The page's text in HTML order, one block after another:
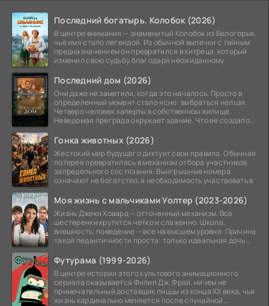
Последний богатырь. Колобок (2026)
В центре внимания — знаменитый Колобок из Белогорья,
чьё имя стало легендой. Из обычной выпечки с тайным
предназначением он превратился в хитреца, который
изменил свою судьбу благодаря неожиданному
Последний дом (2026)
Они даже не заметили, когда это началось. Просто в
определенный момент стало ясно: выбраться нельзя.
Четверо человек заперты в собственном жилище.
Неведомая преграда окружает здание. Что ее создало
Гонка животных (2026)
Жестокий мир будущего диктует свои правила. Обычная
лотерея превратилась в механизм отбора участников
запредельного состязания. Выигрышные номера
означают не богатство, а необходимость участвовать в
Моя жизнь с мальчиками Уолтер (2023-2026)
Жизнь Джеки Ховард — отточенный механизм. Все
шестеренки крутятся четко и слаженно. Школа,
внешность, поведение — все на высшем уровне. Причина
такой педантичности проста: только идеальная дочь
Футурама (1999-2026)
В центре истории этого культового анимационного
сериала оказывается Филип Дж. Фрай, ничем не
примечательный доставщик пиццы из конца XX века, чья
жизнь кардинально меняется после случайной